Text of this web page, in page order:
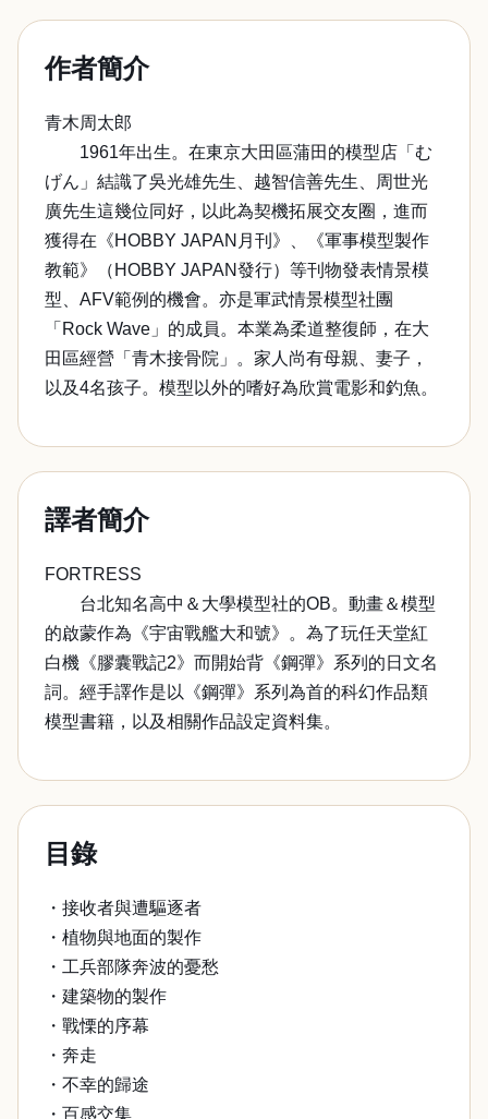
作者簡介
青木周太郎
1961年出生。在東京大田區蒲田的模型店「む
げん」結識了吳光雄先生、越智信善先生、周世光
廣先生這幾位同好，以此為契機拓展交友圈，進而
獲得在《HOBBY JAPAN月刊》、《軍事模型製作
教範》（HOBBY JAPAN發行）等刊物發表情景模
型、AFV範例的機會。亦是軍武情景模型社團
「Rock Wave」的成員。本業為柔道整復師，在大
田區經營「青木接骨院」。家人尚有母親、妻子，
以及4名孩子。模型以外的嗜好為欣賞電影和釣魚。
譯者簡介
FORTRESS
台北知名高中＆大學模型社的OB。動畫＆模型
的啟蒙作為《宇宙戰艦大和號》。為了玩任天堂紅
白機《膠囊戰記2》而開始背《鋼彈》系列的日文名
詞。經手譯作是以《鋼彈》系列為首的科幻作品類
模型書籍，以及相關作品設定資料集。
目錄
・接收者與遭驅逐者
・植物與地面的製作
・工兵部隊奔波的憂愁
・建築物的製作
・戰慄的序幕
・奔走
・不幸的歸途
・百感交集